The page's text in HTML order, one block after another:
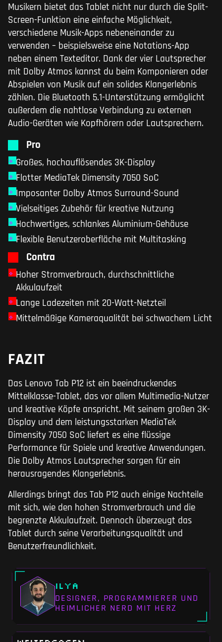
Musikern bietet das Tablet nicht nur durch die Split-
Screen-Funktion eine einfache Möglichkeit,
verschiedene Musik-Apps nebeneinander zu
verwenden – beispielsweise eine Notations-App
neben einem Texteditor. Dank der vier Lautsprecher
mit Dolby Atmos kannst du beim Komponieren oder
Abspielen von Musik auf ein solides Klangerlebnis
zählen. Die Bluetooth 5.1-Unterstützung ermöglicht
außerdem die nahtlose Verbindung zu externen
Audio-Geräten wie Kopfhörern oder Lautsprechern.
Pro
Großes, hochauflösendes 3K-Display
Flotter MediaTek Dimensity 7050 SoC
Imposanter Dolby Atmos Surround-Sound
Vielseitiges Zubehör für kreative Nutzung
Hochwertiges, schlankes Aluminium-Gehäuse
Flexible Benutzeroberfläche mit Multitasking
Contra
Hoher Stromverbrauch, durchschnittliche
Akkulaufzeit
Lange Ladezeiten mit 20-Watt-Netzteil
Mittelmäßige Kameraqualität bei schwachem Licht
FAZIT
Das Lenovo Tab P12 ist ein beeindruckendes
Mittelklasse-Tablet, das vor allem Multimedia-Nutzer
und kreative Köpfe anspricht. Mit seinem großen 3K-
Display und dem leistungsstarken MediaTek
Dimensity 7050 SoC liefert es eine flüssige
Performance für Spiele und kreative Anwendungen.
Die Dolby Atmos Lautsprecher sorgen für ein
herausragendes Klangerlebnis.
Allerdings bringt das Tab P12 auch einige Nachteile
mit sich, wie den hohen Stromverbrauch und die
begrenzte Akkulaufzeit. Dennoch überzeugt das
Tablet durch seine Verarbeitungsqualität und
Benutzerfreundlichkeit.
Ilya
DESIGNER, PROGRAMMIERER UND
HEIMLICHER NERD MIT HERZ